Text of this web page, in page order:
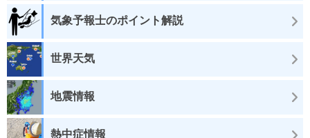
気象予報士のポイント解説
世界天気
地震情報
熱中症情報